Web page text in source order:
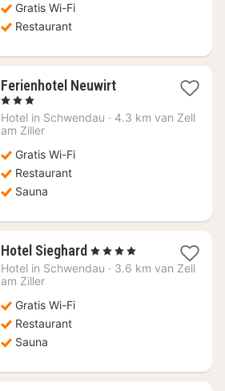
Gratis Wi-Fi
Restaurant
Ferienhotel Neuwirt1
vanaf
, 3 Sterren
Hotel in Schwendau · 4.3 km van Zell
am Ziller
Gratis Wi-Fi
Restaurant
Sauna
Hotel Sieghard 1
nacht
, 4 Sterren
Hotel in Schwendau · 3.6 km van Zell
am Ziller
Gratis Wi-Fi
Restaurant
Sauna